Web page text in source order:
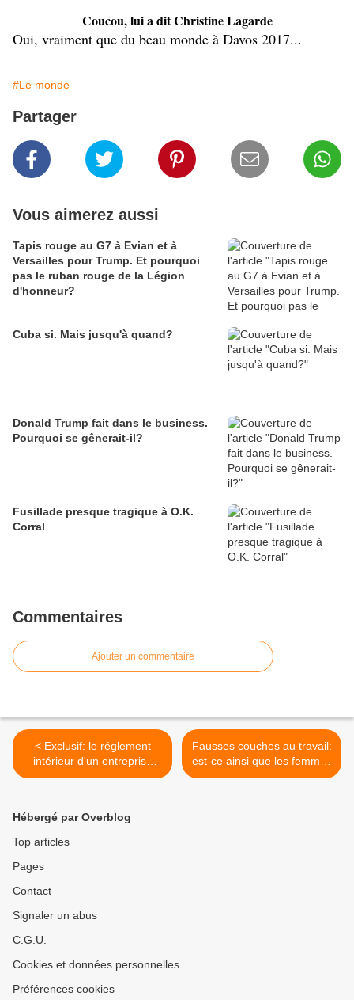
Coucou, lui a dit Christine Lagarde
Oui, vraiment que du beau monde à Davos 2017...
#Le monde
Partager
Vous aimerez aussi
Tapis rouge au G7 à Evian et à
Versailles pour Trump. Et pourquoi
pas le ruban rouge de la Légion
d'honneur?
Cuba si. Mais jusqu'à quand?
Donald Trump fait dans le business.
Pourquoi se gênerait-il?
Fusillade presque tragique à O.K.
Corral
Commentaires
Ajouter un commentaire
< Exclusif: le réglement
intérieur d'un entreprise
dirigée par un ancêtre de
Fausses couches au travail:
est-ce ainsi que les femmes
doivent vivre en France? >
Hébergé par Overblog
Top articles
Pages
Contact
Signaler un abus
C.G.U.
Cookies et données personnelles
Préférences cookies